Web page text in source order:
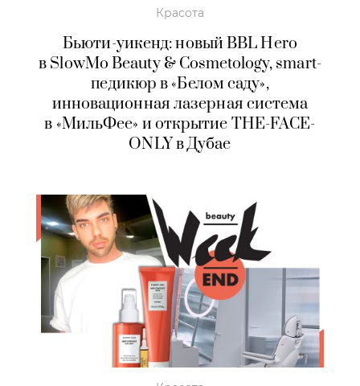
Красота
Бьюти-уикенд: новый BBL Hero
в SlowMo Beauty & Cosmetology, smart-
педикюр в «Белом саду»,
инновационная лазерная система
в «МильФее» и открытие THE-FACE-
ONLY в Дубае